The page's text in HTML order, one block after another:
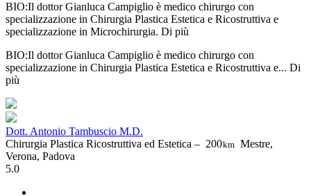
BIO:Il dottor Gianluca Campiglio è medico chirurgo con
specializzazione in Chirurgia Plastica Estetica e Ricostruttiva e
specializzazione in Microchirurgia. Di più
BIO:Il dottor Gianluca Campiglio è medico chirurgo con
specializzazione in Chirurgia Plastica Estetica e Ricostruttiva e... Di
più
Dott. Antonio Tambuscio M.D.
Chirurgia Plastica Ricostruttiva ed Estetica – 200km Mestre,
Verona, Padova
5.0